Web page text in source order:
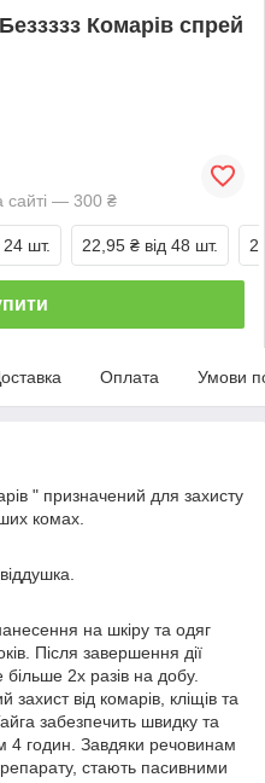
Комарів спрей
сайті — 300 ₴
24 шт. 22,95 ₴ від 48 шт.
Оплата Умови
" призначений для захисту
комах.
на шкіру та одяг
Після завершення дії
2х разів на добу.
від комарів, кліщів та
забезпечить швидку та
4 годин. Завдяки речовинам
стають пасивними